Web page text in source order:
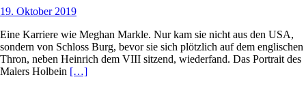
19. Oktober 2019
Eine Karriere wie Meghan Markle. Nur kam sie nicht aus den USA,
sondern von Schloss Burg, bevor sie sich plötzlich auf dem englischen
Thron, neben Heinrich dem VIII sitzend, wiederfand. Das Portrait des
Malers Holbein […]